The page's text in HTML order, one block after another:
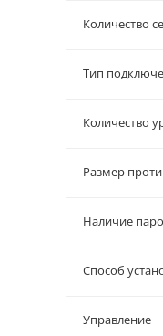
Количество
Тип
Количество
Размер
Наличие
Способ
Управление